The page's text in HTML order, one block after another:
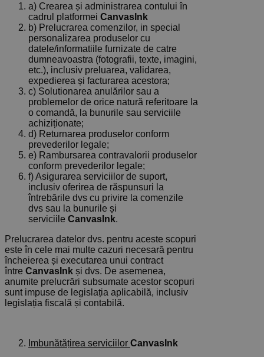
a) Crearea și administrarea contului în
cadrul platformei CanvasInk
b) Prelucrarea comenzilor, in special
personalizarea produselor cu
datele/informatiile furnizate de catre
dumneavoastra (fotografii, texte, imagini,
etc.), inclusiv preluarea, validarea,
expedierea și facturarea acestora;
c) Solutionarea anulărilor sau a
problemelor de orice natură referitoare la
o comandă, la bunurile sau serviciile
achiziționate;
d) Returnarea produselor conform
prevederilor legale;
e) Rambursarea contravalorii produselor
conform prevederilor legale;
f) Asigurarea serviciilor de suport,
inclusiv oferirea de răspunsuri la
întrebările dvs cu privire la comenzile
dvs sau la bunurile și
serviciile CanvasInk.
Prelucrarea datelor dvs. pentru aceste scopuri
este în cele mai multe cazuri necesară pentru
încheierea și executarea unui contract
între CanvasInk și dvs. De asemenea,
anumite prelucrări subsumate acestor scopuri
sunt impuse de legislația aplicabilă, inclusiv
legislația fiscală și contabilă.
Imbunătățirea serviciilor CanvasInk